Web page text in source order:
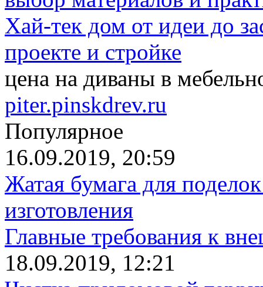
Хай-тек дом от идеи до
проекте и стройке
цена на диваны в
piter.pinskdrev.ru
Популярное
16.09.2019, 20:59
Жатая бумага для
изготовления
Главные требования к
18.09.2019, 12:21